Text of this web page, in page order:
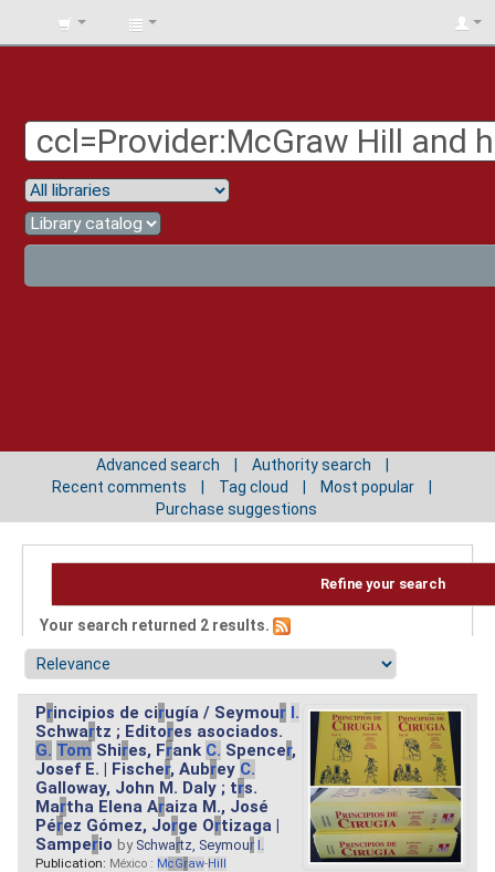
BIBLIOTECA
Advanced search
Authority search
Recent comments
Tag cloud
Most popular
Purchase suggestions
Refine your search
Your search returned 2 results.
Principios de cirugía / Seymour I.
Schwartz ; Editores asociados.
G. Tom Shires, Frank C. Spencer,
Josef E. | Fischer, Aubrey C.
Galloway, John M. Daly ; trs.
Martha Elena Araiza M., José
Pérez Gómez, Jorge Ortizaga |
Samperio by Schwartz, Seymour I.
Publication: México : McGraw-Hill